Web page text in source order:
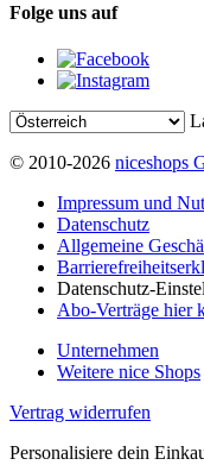
Folge uns auf
© 2010-2026 niceshops
Impressum und
Datenschutz
Allgemeine
Datenschutz-
Abo-Verträge hier
Unternehmen
Weitere nice Shops
Vertrag widerrufen
Personalisiere dein